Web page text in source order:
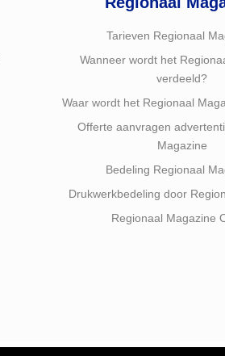
Tarieven Regionaal
Wanneer wordt het
verdeeld?
Waar wordt het Regionaal
Offerte aanvragen
Magazine
Bedeling Regionaal
Drukwerkbedeling door
Regionaal Magazine